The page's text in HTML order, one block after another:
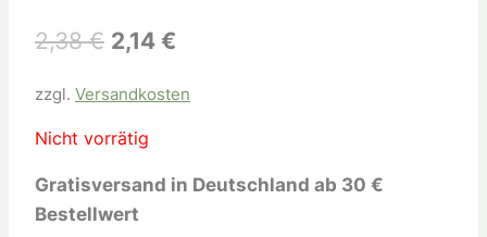
2,38€ 2,14€
zzgl. Versandkosten
Nicht vorrätig
Gratisversand in Deutschland ab 30 €
Bestellwert